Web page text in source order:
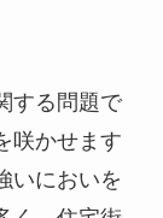
する問題で
咲かせます
いにおいを